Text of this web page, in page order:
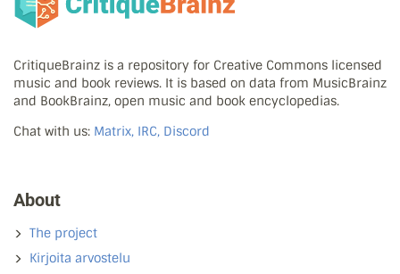
CritiqueBrainz is a repository for Creative Commons licensed
music and book reviews. It is based on data from MusicBrainz
and BookBrainz, open music and book encyclopedias.
Chat with us: Matrix, IRC, Discord
About
The project
Kirjoita arvostelu